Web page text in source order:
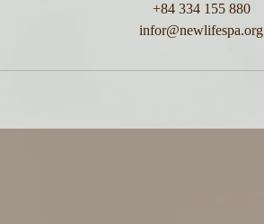
+84 334 155 880
infor@newlifespa.org